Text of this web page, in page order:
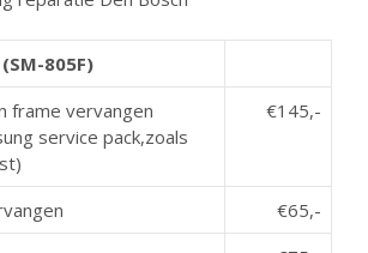
805F)
frame vervangen
service pack,zoals
€145,-
€65,-